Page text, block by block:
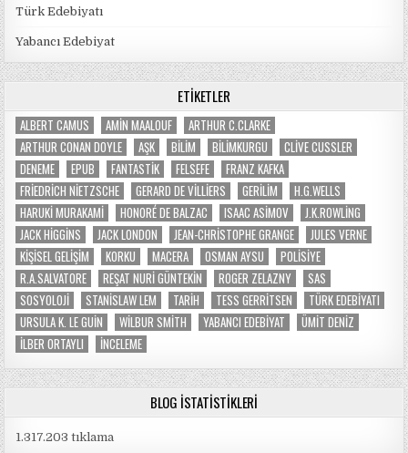
Türk Edebiyatı
Yabancı Edebiyat
ETIKETLER
ALBERT CAMUS AMIN MAALOUF
ARTHUR C.CLARKE
ARTHUR CONAN DOYLE
AŞK BILIM BILIMKURGU
CLIVE CUSSLER
DENEME
EPUB FANTASTIK FELSEFE
FRANZ KAFKA
FRIEDRICH NIETZSCHE
GERARD DE VILLIERS GERILIM
H.G.WELLS
HARUKI MURAKAMI
HONORÉ DE BALZAC ISAAC ASIMOV
J.K.ROWLING
JACK HIGGINS
JACK LONDON JEAN-CHRISTOPHE GRANGE
JULES VERNE
KIŞISEL GELIŞIM
KORKU MACERA OSMAN AYSU
POLISIYE
R.A.SALVATORE
REŞAT NURI GÜNTEKIN ROGER ZELAZNY
SAS
SOSYOLOJI
STANISLAW LEM TARIH TESS GERRITSEN
TÜRK EDEBIYATI
URSULA K. LE GUIN
WILBUR SMITH YABANCI EDEBIYAT
ÜMIT DENIZ
İLBER ORTAYLI
İNCELEME
BLOG İSTATISTIKLERI
1.317.203 tıklama